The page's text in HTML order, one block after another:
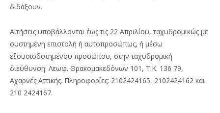
διδάξουν.
Αιτήσεις υποβάλλονται έως τις 22 Απριλίου, ταχυδρομικώς με
συστημένη επιστολή ή αυτοπροσώπως, ή μέσω
εξουσιοδοτημένου προσώπου, στην ταχυδρομική
διεύθυνση: Λεωφ. Θρακομακεδόνων 101, Τ.Κ. 136 79,
Αχαρνές Αττικής. Πληροφορίες: 2102424165, 2102424162 και
210 2424167.